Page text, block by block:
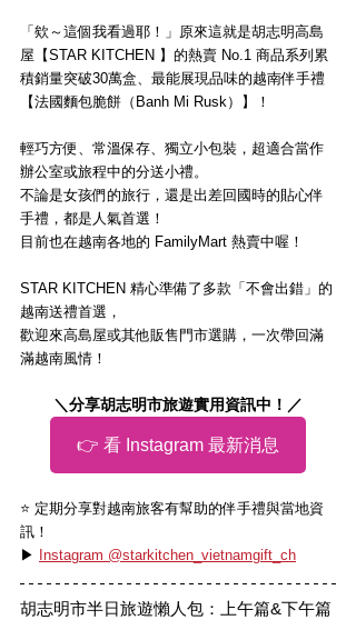
「欸～這個我看過耶！」原來這就是胡志明高島
屋【STAR KITCHEN 】的熱賣 No.1 商品系列累
積銷量突破30萬盒、最能展現品味的越南伴手禮
【法國麵包脆餅（Banh Mi Rusk）】！
輕巧方便、常溫保存、獨立小包裝，超適合當作
辦公室或旅程中的分送小禮。
不論是女孩們的旅行，還是出差回國時的貼心伴
手禮，都是人氣首選！
目前也在越南各地的 FamilyMart 熱賣中喔！
STAR KITCHEN 精心準備了多款「不會出錯」的
越南送禮首選，
歡迎來高島屋或其他販售門市選購，一次帶回滿
滿越南風情！
＼分享胡志明市旅遊實用資訊中！／
👉 看 Instagram 最新消息
⭐️ 定期分享對越南旅客有幫助的伴手禮與當地資
訊！
▶ Instagram @starkitchen_vietnamgift_ch
胡志明市半日旅遊懶人包：上午篇&下午篇